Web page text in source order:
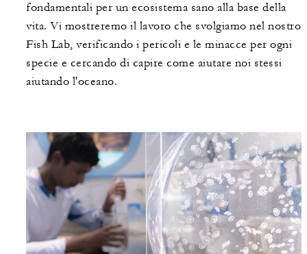
fondamentali per un ecosistema sano alla base della
vita. Vi mostreremo il lavoro che svolgiamo nel nostro
Fish Lab, verificando i pericoli e le minacce per ogni
specie e cercando di capire come aiutare noi stessi
aiutando l'oceano.